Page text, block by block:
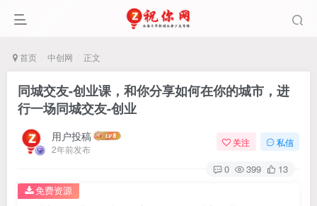
首页 中创网 正文
同城交友-创业课，和你分享如何在你的城市，进
行一场同城交友-创业
用户投稿
2年前发布
关注 私信
0 399 13
免费资源